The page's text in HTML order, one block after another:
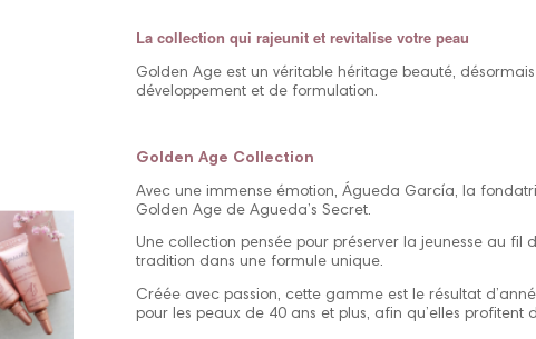
La collection qui rajeunit et revitalise votre peau
Golden Age est un véritable héritage beauté,
développement et de formulation.
Golden Age Collection
Avec une immense émotion, Águeda García, la
Golden Age de Agueda’s Secret.
Une collection pensée pour préserver la jeunesse au
tradition dans une formule unique.
Créée avec passion, cette gamme est le résultat
pour les peaux de 40 ans et plus, afin qu’elles